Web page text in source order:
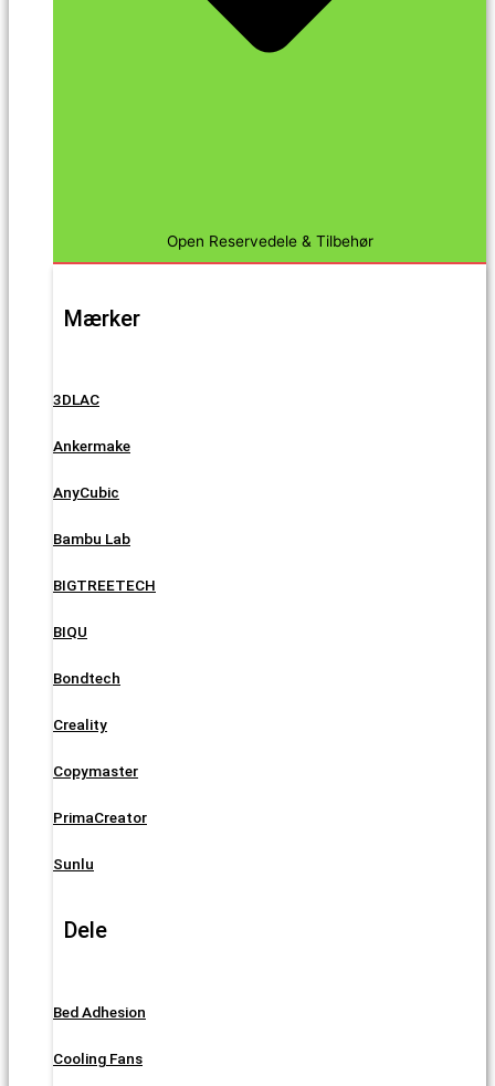
Open Reservedele & Tilbehør
Mærker
3DLAC
Ankermake
AnyCubic
Bambu Lab
BIGTREETECH
BIQU
Bondtech
Creality
Copymaster
PrimaCreator
Sunlu
Dele
Bed Adhesion
Cooling Fans